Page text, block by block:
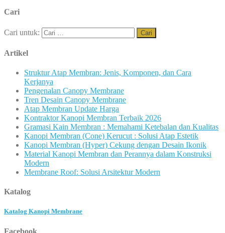
Cari
Cari untuk:
Artikel
Struktur Atap Membran: Jenis, Komponen, dan Cara
Kerjanya
Pengenalan Canopy Membrane
Tren Desain Canopy Membrane
Atap Membran Update Harga
Kontraktor Kanopi Membran Terbaik 2026
Gramasi Kain Membran : Memahami Ketebalan dan Kualitas
Kanopi Membran (Cone) Kerucut : Solusi Atap Estetik
Kanopi Membran (Hyper) Cekung dengan Desain Ikonik
Material Kanopi Membran dan Perannya dalam Konstruksi
Modern
Membrane Roof: Solusi Arsitektur Modern
Katalog
Katalog Kanopi Membrane
Facebook